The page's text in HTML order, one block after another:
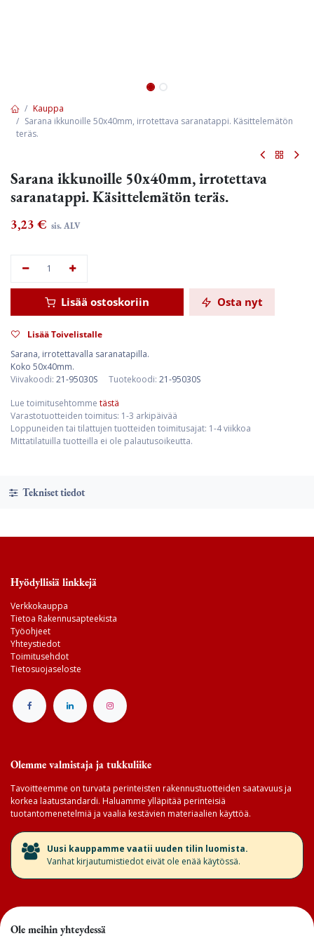
Kauppa
Sarana ikkunoille 50x40mm, irrotettava saranatappi. Käsittelemätön
teräs.
Sarana ikkunoille 50x40mm, irrotettava
saranatappi. Käsittelemätön teräs.
3,23 € sis. ALV
Lisää ostoskoriin Osta nyt
Lisää Toivelistalle
Sarana, irrotettavalla saranatapilla.
Koko 50x40mm.
Viivakoodi: 21-95030S Tuotekoodi: 21-95030S
Lue toimitusehtomme tästä
Varastotuotteiden toimitus: 1-3 arkipäivää
Loppuneiden tai tilattujen tuotteiden toimitusajat: 1-4 viikkoa
Mittatilatuilla tuotteilla ei ole palautusoikeutta.
Tekniset tiedot
Hyödyllisiä linkkejä
Verkkokauppa
Tietoa Rakennusapteekista
Työohjeet
Yhteystiedot
Toimitusehdot
Tietosuojaseloste
Olemme valmistaja ja tukkuliike
Tavoitteemme on turvata perinteisten rakennustuotteiden saatavuus ja
korkea laatustandardi. Haluamme ylläpitää perinteisiä
tuotantomenetelmiä ja vaalia kestävien materiaalien käyttöä.
​Uusi kauppamme vaatii uuden tilin luomista.
Vanhat kirjautumistiedot eivät ole enää käytössä.
Ole meihin yhteydessä